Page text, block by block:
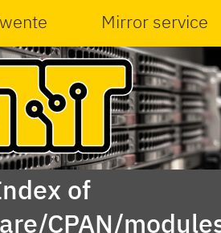
Mirror service
of
CPAN/